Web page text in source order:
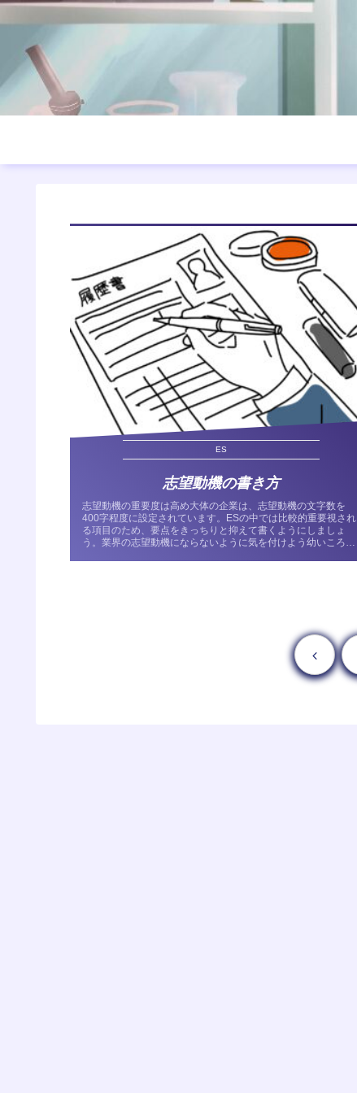
ES
志望動機の書き方
志望動機の重要度は高め大体の企業は、志望動機の文字数を
400字程度に設定されています。ESの中では比較的重要視され
る項目のため、要点をきっちりと抑えて書くようにしましょ
う。業界の志望動機にならないように気を付けよう幼いころに
前へ